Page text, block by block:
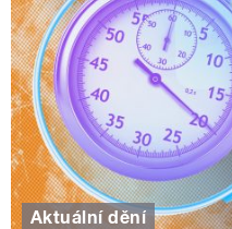
Aktuální dění